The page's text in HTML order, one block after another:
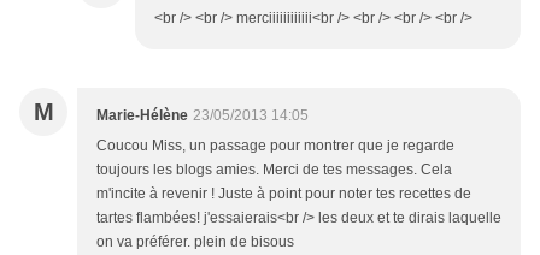
<br /> <br /> merciiiiiiiiiiii<br /> <br /> <br /> <br />
M Marie-Hélène 23/05/2013 14:05
Coucou Miss, un passage pour montrer que je regarde
toujours les blogs amies. Merci de tes messages. Cela
m'incite à revenir ! Juste à point pour noter tes recettes de
tartes flambées! j'essaierais<br /> les deux et te dirais laquelle
on va préférer. plein de bisous